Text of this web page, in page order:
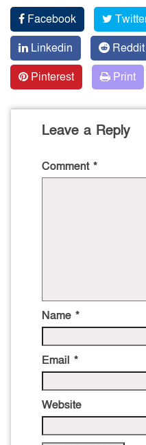
Facebook
Linkedin
Reddit
Pinterest
Print
Leave a Reply
Comment *
Name *
Email *
Website